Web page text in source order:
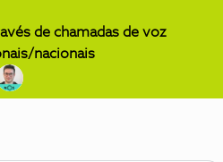
de chamadas de voz
nacionais